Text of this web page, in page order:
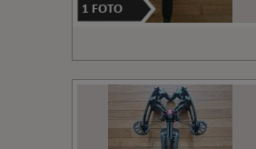
1 FOTO